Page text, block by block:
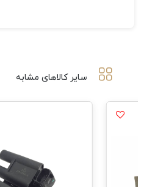
سایر کالاهای مشابه